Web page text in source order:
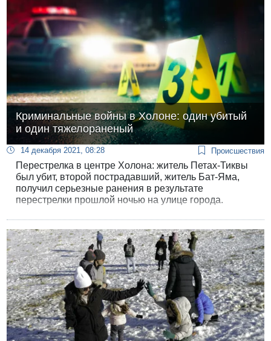
Криминальные войны в Холоне: один убитый
и один тяжелораненый
14 декабря 2021, 08:28 Происшествия
Перестрелка в центре Холона: житель Петах-Тиквы
был убит, второй пострадавший, житель Бат-Яма,
получил серьезные ранения в результате
перестрелки прошлой ночью на улице города.